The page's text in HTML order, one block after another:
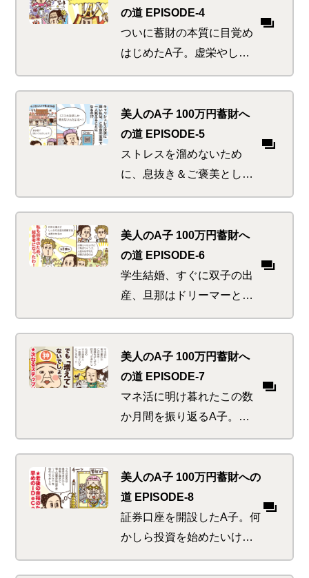
ンドにおののきと不安を感
じ始める
の道 EPISODE-4
ついに蓄財の本質に目覚め
はじめたA子。虚栄やしが
らみから解放されると同時
に、超お得な無限ループへ
の糸口をつかめるのか、つ
かめないのか！！
美人のA子 100万円蓄財へ
の道 EPISODE-5
ストレスを溜めないため
に、息抜き＆ご褒美として
中国を旅することにしたA
子。大いに満喫の後、実は
裏本命とも言える屋台食べ
歩きにでかけて起こる悲劇
とは
美人のA子 100万円蓄財へ
の道 EPISODE-6
学生結婚、すぐに双子の出
産、旦那はドリーマーとい
う旧友を訪ねたA子。けっ
こう生活が厳しいのではな
いかとウワサだったが、ど
っこい母は強しを思い知る
美人のA子 100万円蓄財へ
の道 EPISODE-7
マネ活に明け暮れたこの数
か月間を振り返るA子。節
約や貯金にいそしみ、我な
がらなかなかのマネ活美人
を自負できると思った途端
に、神から鉄槌の如きダメ
出しが！？
美人のA子 100万円蓄財への
道 EPISODE-8
証券口座を開設したA子。何
かしら投資を始めたいけれ
ど、何から始めようか迷っ